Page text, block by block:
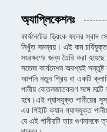
অ্যাপ্লিকেশনঃ
কার্বনেটেড ড্রিংক ফলের
নিখুঁত সমন্বয়। এই কম চর্বিযুক্ত
সংরক্ষণের জন্য তৈরি করা
সতেজ কার্বনেশন অবশ্যই সন্তুষ্ট
আপনি নতুন প্রিয় বা একটি
পানীয় বোতলজাতকরণ সঙ্গে
হবে।এই গ্যাসযুক্ত পানীয়ের
এর পিইটি ক্যান গ্যাসযুক্ত
যে এই পানীয়টি তার গুণমানকে